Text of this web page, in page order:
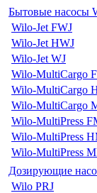
Бытовые насосы
Wilo-Jet FWJ
Wilo-Jet HWJ
Wilo-Jet WJ
Wilo-MultiCargo
Wilo-MultiCargo
Wilo-MultiCargo
Wilo-MultiPress
Wilo-MultiPress
Wilo-MultiPress
Дозирующие
Wilo PRJ